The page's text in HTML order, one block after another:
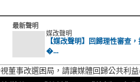
最新聲明
媒改聲明
【媒改聲明】回歸理性審查
�...
董事改選困局，請讓媒體回歸公共利